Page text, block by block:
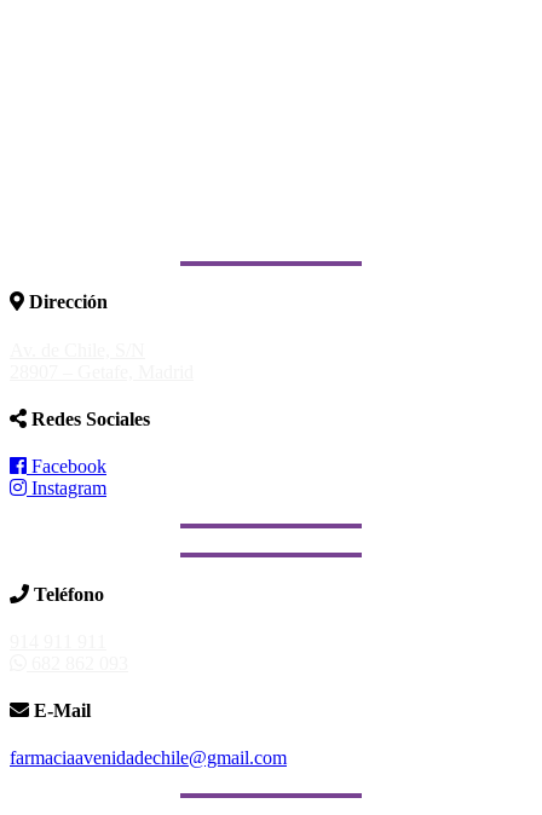
Dirección
Redes Sociales
Facebook
Instagram
Teléfono
E-Mail
farmaciaavenidadechile@gmail.com